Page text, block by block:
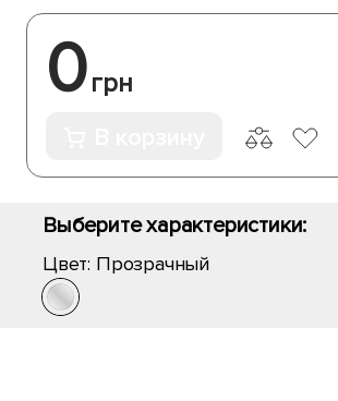
0грн
Выберите характеристики:
Цвет: Прозрачный